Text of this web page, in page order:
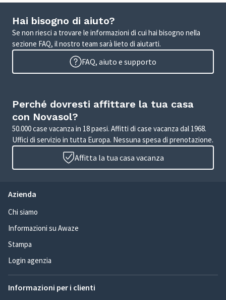
Hai bisogno di aiuto?
Se non riesci a trovare le informazioni di cui hai bisogno nella
sezione FAQ, il nostro team sarà lieto di aiutarti.
FAQ, aiuto e supporto
Perché dovresti affittare la tua casa
con Novasol?
50.000 case vacanza in 18 paesi. Affitti di case vacanza dal 1968.
Uffici di servizio in tutta Europa. Nessuna spesa di prenotazione.
Affitta la tua casa vacanza
Azienda
Chi siamo
Informazioni su Awaze
Stampa
Login agenzia
Informazioni per i clienti